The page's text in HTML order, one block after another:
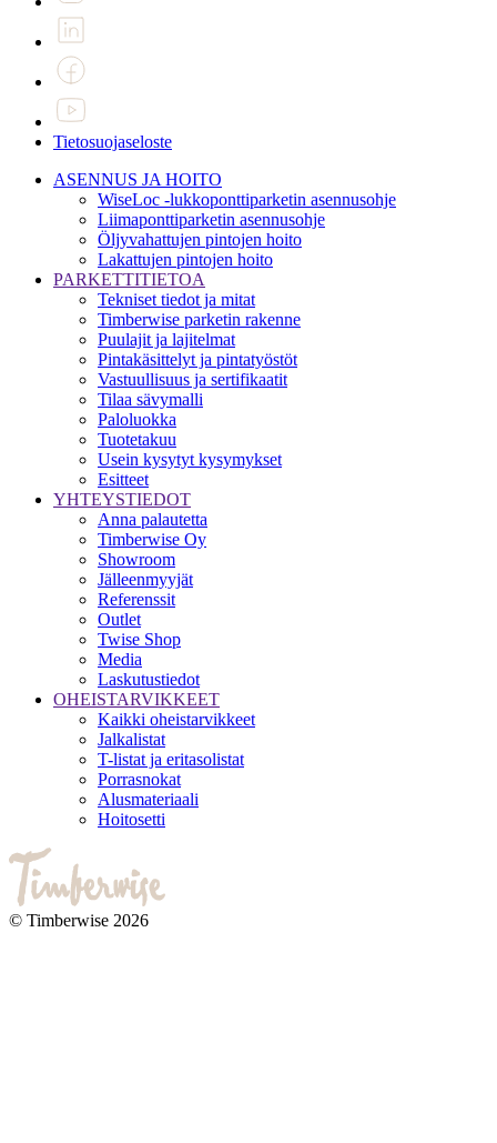
Tietosuojaseloste
ASENNUS JA HOITO
WiseLoc -lukkoponttiparketin asennusohje
Liimaponttiparketin asennusohje
Öljyvahattujen pintojen hoito
Lakattujen pintojen hoito
PARKETTITIETOA
Tekniset tiedot ja mitat
Timberwise parketin rakenne
Puulajit ja lajitelmat
Pintakäsittelyt ja pintatyöstöt
Vastuullisuus ja sertifikaatit
Tilaa sävymalli
Paloluokka
Tuotetakuu
Usein kysytyt kysymykset
Esitteet
YHTEYSTIEDOT
Anna palautetta
Timberwise Oy
Showroom
Jälleenmyyjät
Referenssit
Outlet
Twise Shop
Media
Laskutustiedot
OHEISTARVIKKEET
Kaikki oheistarvikkeet
Jalkalistat
T-listat ja eritasolistat
Porrasnokat
Alusmateriaali
Hoitosetti
© Timberwise 2026